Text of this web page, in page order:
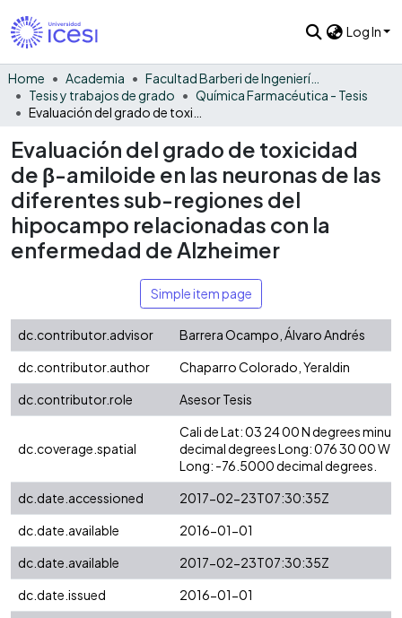
Log In
Home Academia
Facultad Barberi de Ingeniería, Diseño y Ciencias Aplicadas
Tesis y trabajos de grado
Química Farmacéutica - Tesis
Evaluación del grado de toxicidad
de β-amiloide en las neuronas de las
diferentes sub-regiones del
hipocampo relacionadas con la
enfermedad de Alzheimer
Simple item page
dc.contributor.advisor
Barrera Ocampo, Álvaro Andrés
dc.contributor.author
Chaparro Colorado, Yeraldin
dc.contributor.role
Asesor Tesis
dc.coverage.spatial
Cali de Lat: 03 24 00 N degrees
decimal degrees Long: 076 30 00 W
Long: -76.5000 decimal degrees.
dc.date.accessioned
2017-02-23T07:30:35Z
dc.date.available
2016-01-01
dc.date.available
2017-02-23T07:30:35Z
dc.date.issued
2016-01-01